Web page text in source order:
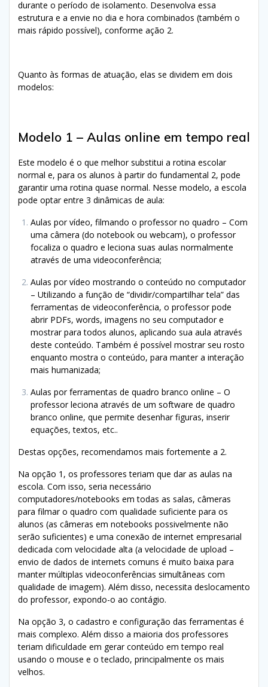
durante o período de isolamento. Desenvolva essa
estrutura e a envie no dia e hora combinados (também o
mais rápido possível), conforme ação 2.
Quanto às formas de atuação, elas se dividem em dois
modelos:
Modelo 1 – Aulas online em tempo real
Este modelo é o que melhor substitui a rotina escolar
normal e, para os alunos à partir do fundamental 2, pode
garantir uma rotina quase normal. Nesse modelo, a escola
pode optar entre 3 dinâmicas de aula:
Aulas por vídeo, filmando o professor no quadro – Com
uma câmera (do notebook ou webcam), o professor
focaliza o quadro e leciona suas aulas normalmente
através de uma videoconferência;
Aulas por vídeo mostrando o conteúdo no computador
– Utilizando a função de “dividir/compartilhar tela” das
ferramentas de videoconferência, o professor pode
abrir PDFs, words, imagens no seu computador e
mostrar para todos alunos, aplicando sua aula através
deste conteúdo. Também é possível mostrar seu rosto
enquanto mostra o conteúdo, para manter a interação
mais humanizada;
Aulas por ferramentas de quadro branco online – O
professor leciona através de um software de quadro
branco online, que permite desenhar figuras, inserir
equações, textos, etc..
Destas opções, recomendamos mais fortemente a 2.
Na opção 1, os professores teriam que dar as aulas na
escola. Com isso, seria necessário
computadores/notebooks em todas as salas, câmeras
para filmar o quadro com qualidade suficiente para os
alunos (as câmeras em notebooks possivelmente não
serão suficientes) e uma conexão de internet empresarial
dedicada com velocidade alta (a velocidade de upload –
envio de dados de internets comuns é muito baixa para
manter múltiplas videoconferências simultâneas com
qualidade de imagem). Além disso, necessita deslocamento
do professor, expondo-o ao contágio.
Na opção 3, o cadastro e configuração das ferramentas é
mais complexo. Além disso a maioria dos professores
teriam dificuldade em gerar conteúdo em tempo real
usando o mouse e o teclado, principalmente os mais
velhos.